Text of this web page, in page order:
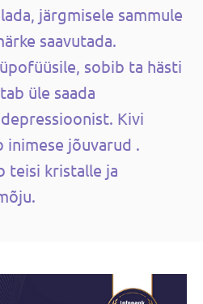
järgmisele sammule
saavutada.
sobib ta hästi
üle saada
Kivi
inimese jõuvarud .
teisi kristalle ja